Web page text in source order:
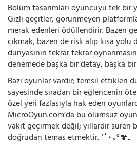
Bölüm tasarımları oyuncuyu tek bir
Gizli geçitler, görünmeyen
merak edenleri ödüllendirir. Bazen
çıkmak, bazen de risk alıp kısa
dünyasının tekrar tekrar
denemede başka bir detay, başka
Bazı oyunlar vardır; temsil ettikleri
sayesinde sıradan bir eğlencenin
özel yeri fazlasıyla hak eden
MicroOyun.com’da bu ölümsüz
vakit geçirmek değil; yıllardır
doğrudan temas etmektir. ⁺˚⋆｡°🍄₊